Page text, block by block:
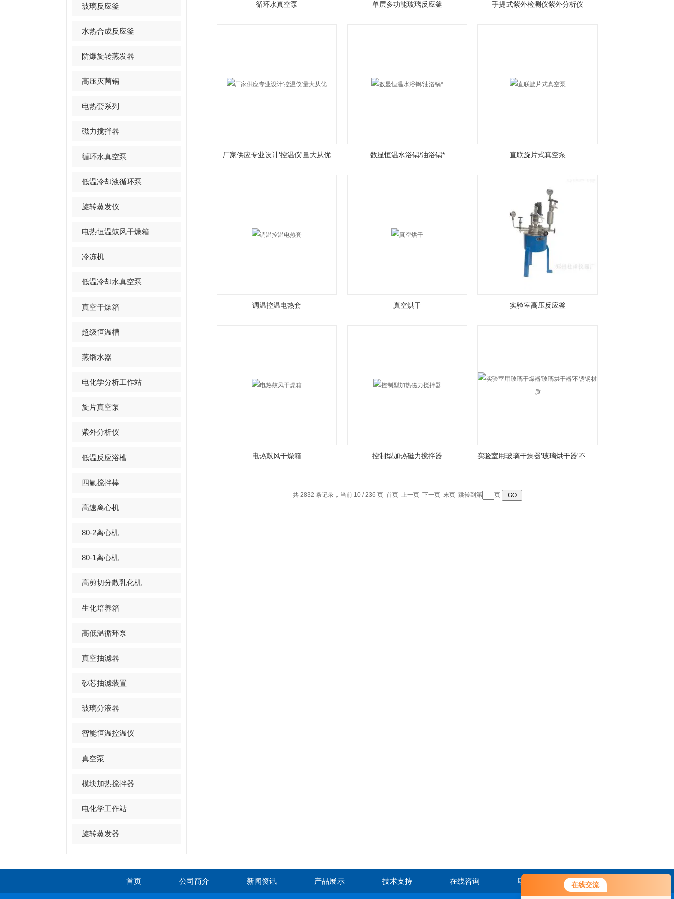
在线交流
玻璃反应釜
水热合成反应釜
防爆旋转蒸发器
高压灭菌锅
电热套系列
磁力搅拌器
循环水真空泵
低温冷却液循环泵
旋转蒸发仪
电热恒温鼓风干燥箱
冷冻机
低温冷却水真空泵
真空干燥箱
超级恒温槽
蒸馏水器
电化学分析工作站
旋片真空泵
紫外分析仪
低温反应浴槽
四氟搅拌棒
高速离心机
80-2离心机
80-1离心机
高剪切分散乳化机
生化培养箱
高低温循环泵
真空抽滤器
砂芯抽滤装置
玻璃分液器
智能恒温控温仪
真空泵
模块加热搅拌器
电化学工作站
旋转蒸发器
循环水真空泵 单层多功能玻璃反应釜 手提式紫外检测仪紫外分析仪
厂家供应专业设计'控温仪'量大从优 数显恒温水浴锅/油浴锅* 直联旋片式真空泵
调温控温电热套 真空烘干 实验室高压反应釜
电热鼓风干燥箱 控制型加热磁力搅拌器
共 2832 条记录，当前 10 / 236 页 首页 上一页 下一页 末页跳转到第 页
首页 公司简介 新闻资讯 产品展示 技术支持 在线咨询 联系我们